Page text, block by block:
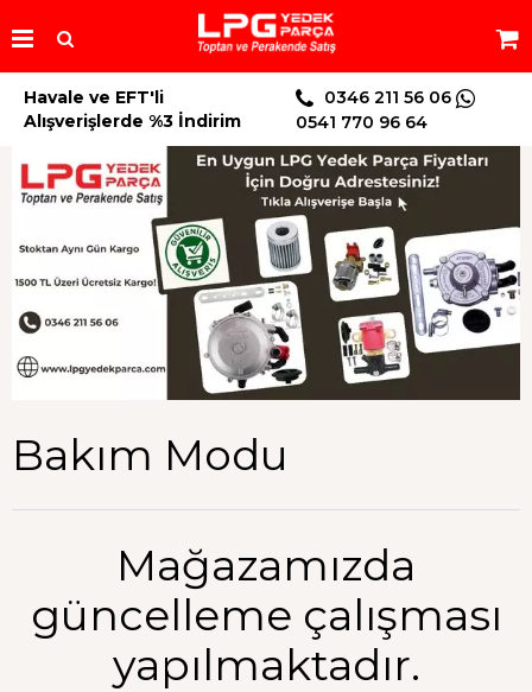
Havale ve EFT'li
Alışverişlerde %3 İndirim
0346 211 56 06
0541 770 96 64
Bakım Modu
Mağazamızda
güncelleme çalışması
yapılmaktadır.